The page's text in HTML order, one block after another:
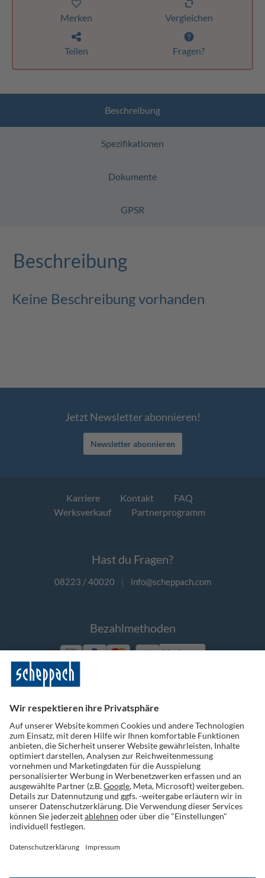
Merken Vergleichen
Teilen Fragen?
Beschreibung
Spezifikationen
Dokumente
GPSR
Beschreibung
Keine Beschreibung vorhanden
Jetzt Newsletter abonnieren!
Newsletter abonnieren
Karriere Kontakt
FAQ
Werksverkauf
Partnerprogramm
Hast du Fragen?
08223 / 40020 | info@scheppach.com
Bezahlmethoden
Vorkasse
Folge uns auf Social Media